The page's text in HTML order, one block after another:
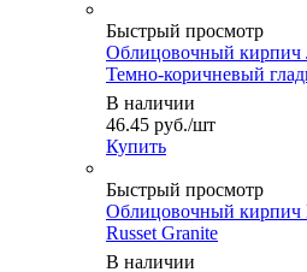
Быстрый просмотр
Облицовочный
Темно-коричневый
В наличии
46.45 руб./шт
Купить
Быстрый просмотр
Облицовочный
Russet Granite
В наличии